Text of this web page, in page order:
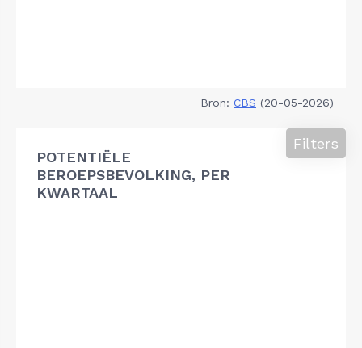
Bron: CBS (20-05-2026)
POTENTIËLE
BEROEPSBEVOLKING, PER
KWARTAAL
Filters